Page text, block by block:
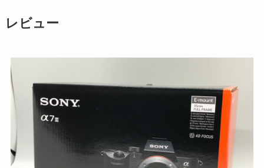
レビュー